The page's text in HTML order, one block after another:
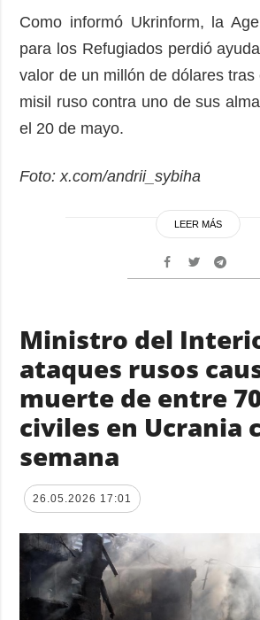
Como informó Ukrinform, la
para los Refugiados perdió
valor de un millón de dólares
misil ruso contra uno de sus
el 20 de mayo.
Foto: x.com/andrii_sybiha
LEER MÁS
Ministro del
ataques rusos
muerte de entre
civiles en Ucrania
semana
26.05.2026 17:01